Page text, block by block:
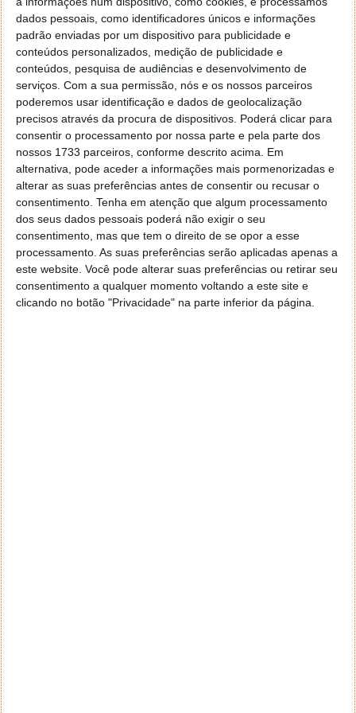
dados pessoais, como identificadores únicos e informações
padrão enviadas por um dispositivo para publicidade e
conteúdos personalizados, medição de publicidade e
conteúdos, pesquisa de audiências e desenvolvimento de
serviços. Com a sua permissão, nós e os nossos parceiros
poderemos usar identificação e dados de geolocalização
precisos através da procura de dispositivos. Poderá clicar para
consentir o processamento por nossa parte e pela parte dos
nossos 1733 parceiros, conforme descrito acima. Em
alternativa, pode aceder a informações mais pormenorizadas e
alterar as suas preferências antes de consentir ou recusar o
consentimento. Tenha em atenção que algum processamento
dos seus dados pessoais poderá não exigir o seu
consentimento, mas que tem o direito de se opor a esse
processamento. As suas preferências serão aplicadas apenas a
este website. Você pode alterar suas preferências ou retirar seu
consentimento a qualquer momento voltando a este site e
clicando no botão "Privacidade" na parte inferior da página.
armazenamento, o WhatsApp lançou recentemente
uma função de tradução de mensagens para a sua
aplicação para iPhone, seguindo os passos do
Android. Ao contrário do Android, a versão para iOS
também inclui suporte direto para muitos idiomas.
Esta funcionalidade pode ser acedida tocando e
mantendo premida uma mensagem recebida,
selecionando “Mais…” e, em seguida, “Traduzir”.
O WhatsApp afirma que esta funcionalidade foi
desenvolvida para proteger a privacidade. As
traduções ocorrem diretamente no dispositivo do
utilizador, sem serem enviadas para servidores. A
funcionalidade aplica-se a conversas individuais,
conversas em grupo e atualizações em canais. Os
utilizadores do Android têm também a opção de
traduzir automaticamente toda a conversa.